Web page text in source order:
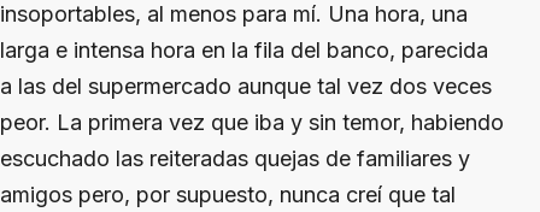
insoportables, al menos para mí. Una hora, una
larga e intensa hora en la fila del banco, parecida
a las del supermercado aunque tal vez dos veces
peor. La primera vez que iba y sin temor, habiendo
escuchado las reiteradas quejas de familiares y
amigos pero, por supuesto, nunca creí que tal